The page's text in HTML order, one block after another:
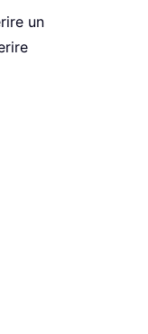
un